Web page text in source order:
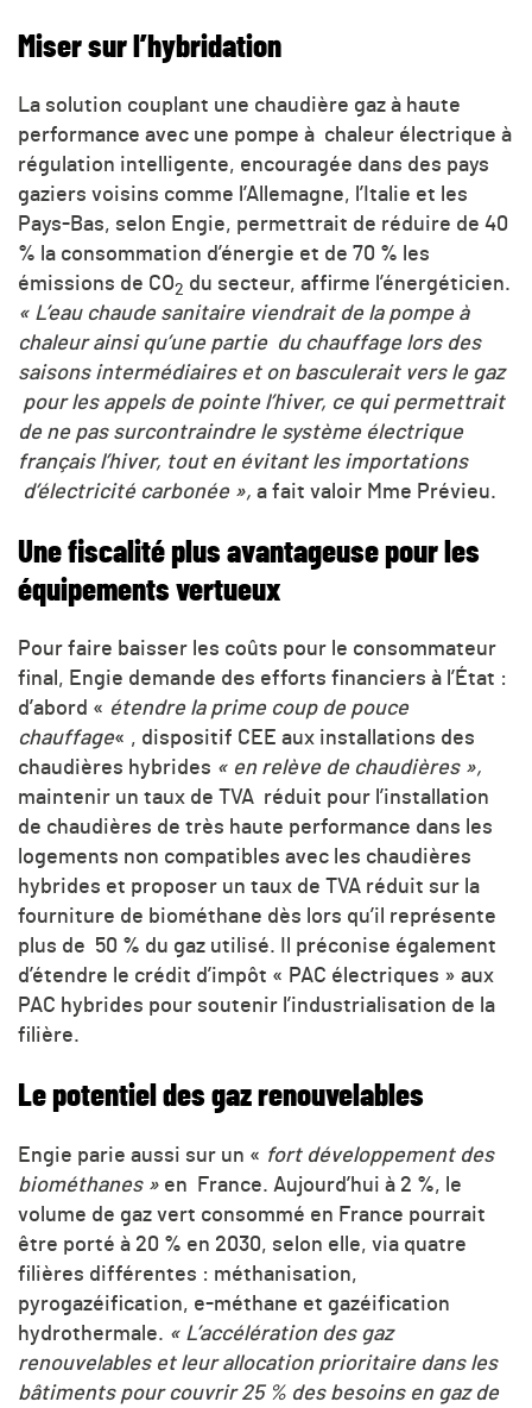
Miser sur l’hybridation
La solution couplant une chaudière gaz à haute
performance avec une pompe à chaleur électrique à
régulation intelligente, encouragée dans des pays
gaziers voisins comme l’Allemagne, l’Italie et les
Pays-Bas, selon Engie, permettrait de réduire de 40
% la consommation d’énergie et de 70 % les
émissions de CO2 du secteur, affirme l’énergéticien.
« L’eau chaude sanitaire viendrait de la pompe à
chaleur ainsi qu’une partie du chauffage lors des
saisons intermédiaires et on basculerait vers le gaz
pour les appels de pointe l’hiver, ce qui permettrait
de ne pas surcontraindre le système électrique
français l’hiver, tout en évitant les importations
d’électricité carbonée », a fait valoir Mme Prévieu.
Une fiscalité plus avantageuse pour les
équipements vertueux
Pour faire baisser les coûts pour le consommateur
final, Engie demande des efforts financiers à l’État :
d’abord « étendre la prime coup de pouce
chauffage« , dispositif CEE aux installations des
chaudières hybrides « en relève de chaudières »,
maintenir un taux de TVA réduit pour l’installation
de chaudières de très haute performance dans les
logements non compatibles avec les chaudières
hybrides et proposer un taux de TVA réduit sur la
fourniture de biométhane dès lors qu’il représente
plus de 50 % du gaz utilisé. Il préconise également
d’étendre le crédit d’impôt « PAC électriques » aux
PAC hybrides pour soutenir l’industrialisation de la
filière.
Le potentiel des gaz renouvelables
Engie parie aussi sur un « fort développement des
biométhanes » en France. Aujourd’hui à 2 %, le
volume de gaz vert consommé en France pourrait
être porté à 20 % en 2030, selon elle, via quatre
filières différentes : méthanisation,
pyrogazéification, e-méthane et gazéification
hydrothermale. « L’accélération des gaz
renouvelables et leur allocation prioritaire dans les
bâtiments pour couvrir 25 % des besoins en gaz de